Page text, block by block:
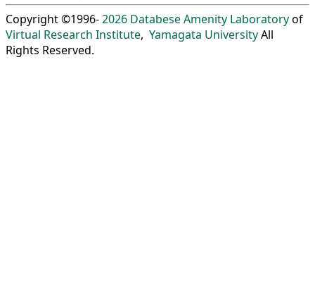
Copyright ©1996-2026 Databese Amenity Laboratoryof
Virtual Research Institute, Yamagata UniversityAll
Rights Reserved.